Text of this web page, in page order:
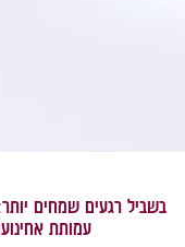
בשביל רגעים שמחים
עמותת